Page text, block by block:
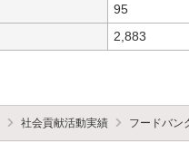
95
2,883
社会貢献活動実績 フードバン